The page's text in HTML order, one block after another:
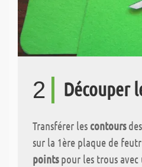
2 Découper
Transférer les contours
sur la 1ère plaque de
pointspour les trous avec